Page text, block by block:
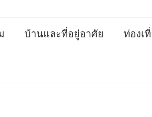
บ้านและที่อยู่อาศัย ท่องเ